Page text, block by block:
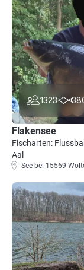
1323
Flakensee
Fischarten:
Aal
See bei 15569